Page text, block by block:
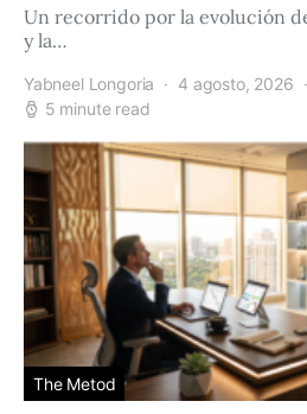
Un recorrido por la evolución
y la…
Yabneel Longoria 4 agosto, 2026
5 minute read
The Metod